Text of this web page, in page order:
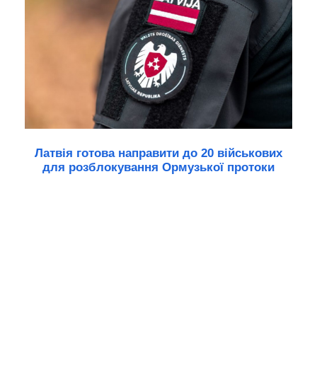
Латвія готова направити до 20 військових
для розблокування Ормузької протоки